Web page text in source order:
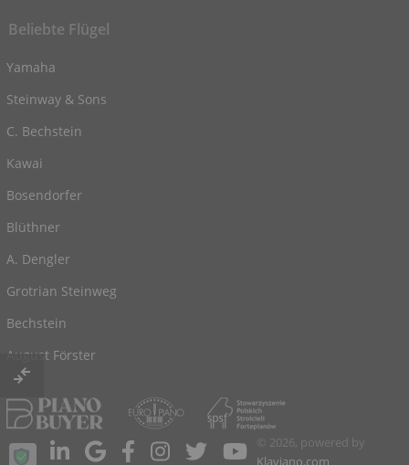
Beliebte Flügel
Yamaha
Steinway & Sons
C. Bechstein
Kawai
Bosendorfer
Blüthner
A. Dengler
Grotrian Steinweg
Bechstein
August Förster
© 2026, powered by
Klaviano.com